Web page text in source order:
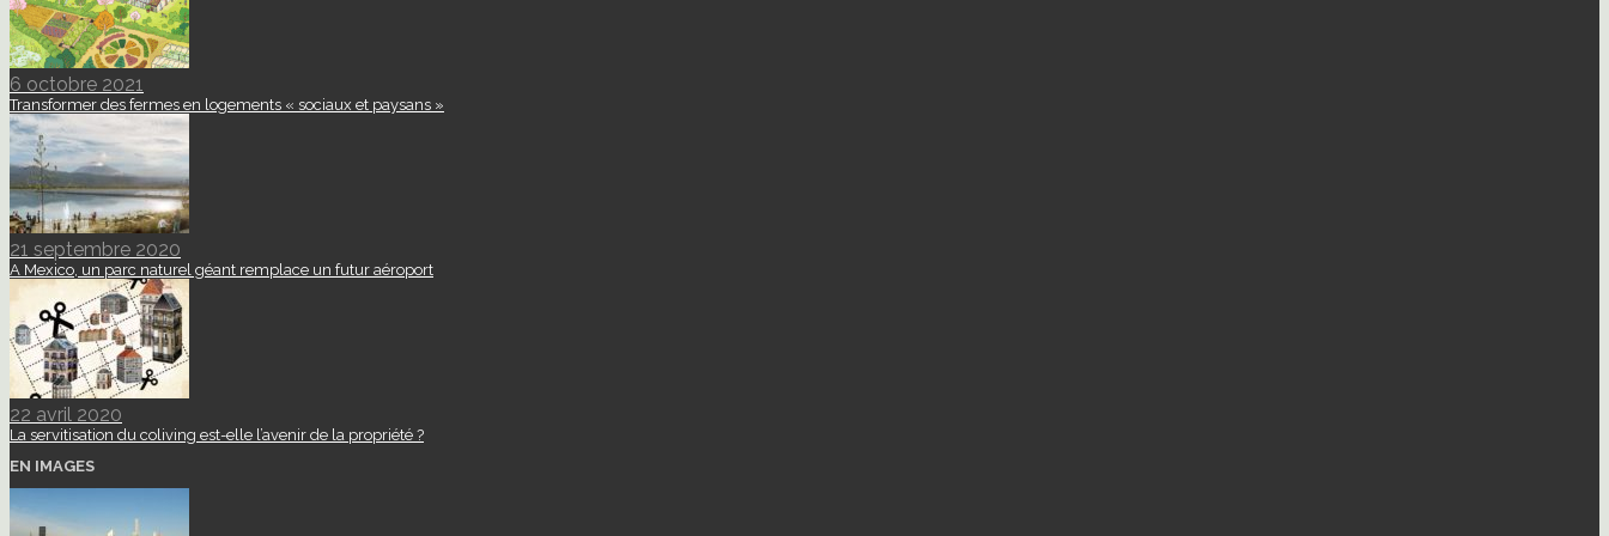
6 octobre 2021
Transformer des fermes en logements « sociaux et paysans »
21 septembre 2020
A Mexico, un parc naturel géant remplace un futur aéroport
22 avril 2020
La servitisation du coliving est-elle l’avenir de la propriété ?
EN IMAGES